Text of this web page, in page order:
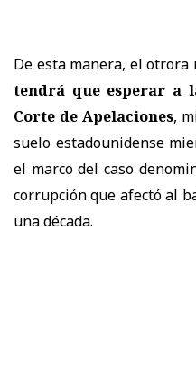
De esta manera, el
tendrá que esperar a
Corte de Apelaciones,
suelo estadounidense
el marco del caso
corrupción que afectó al
una década.